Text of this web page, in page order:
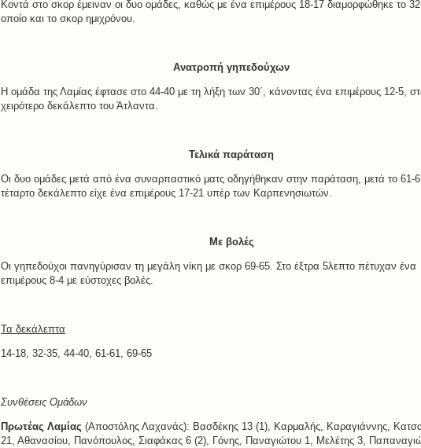
Κοντά στο σκορ έμειναν οι δυο ομάδες, καθώς με ένα επιμέρους 18-17 διαμορφώθηκε το
οποίο και το σκορ ημιχρόνου.
Ανατροπή γηπεδούχων
Η ομάδα της Λαμίας έφτασε στο 44-40 με τη λήξη των 30΄, κάνοντας ένα επιμέρους 12-5,
χειρότερο δεκάλεπτο του Άτλαντα.
Τελικά παράταση
Οι δυο ομάδες μετά από ένα συναρπαστικό ματς οδηγήθηκαν στην παράταση, μετά το 61-
τέταρτο δεκάλεπτο είχε ένα επιμέρους 17-21 υπέρ των Καρπενησιωτών.
Με βολές
Οι γηπεδούχοι πανηγύρισαν τη μεγάλη νίκη με σκορ 69-65. Στο έξτρα 5λεπτο πέτυχαν ένα
επιμέρους 8-4 με εύστοχες βολές.
Τα δεκάλεπτα
14-18, 32-35, 44-40, 61-61, 69-65
Συνθέσεις Ομάδων
Πρωτέας Λαμίας (Αποστόλης Λαχανάς): Βασδέκης 13 (1), Καρμαλής, Καραγιάννης,
21, Αθανασίου, Πανόπουλος, Σιαφάκας 6 (2), Γόνης, Παναγιώτου 1, Μελέτης 3,